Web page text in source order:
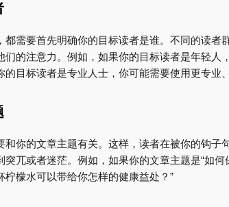
都需要首先明确你的目标读者是谁。不同的读者
们的注意力。例如，如果你的目标读者是年轻人
的目标读者是专业人士，你可能需要使用更专业
和你的文章主题有关。这样，读者在被你的钩子
突兀或者迷茫。例如，如果你的文章主题是“如
柠檬水可以带给你怎样的健康益处？”